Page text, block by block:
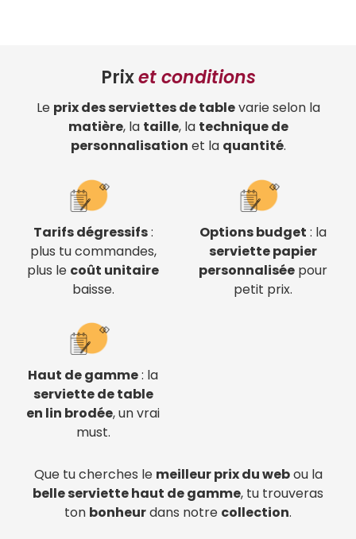
Prixet conditions
Le prix des serviettes de tablevarie selon la
matière, la taille, la technique de
personnalisation et la quantité.
Tarifs dégressifs:
plus tu commandes,
plus le coût unitaire
baisse.
Options budget : la
serviette papier
personnaliséepour
petit prix.
Haut de gamme: la
serviette de table
en lin brodée, un vrai
must.
Que tu cherches le meilleur prix du webou la
belle serviette haut de gamme, tu trouveras
ton bonheurdans notre collection.